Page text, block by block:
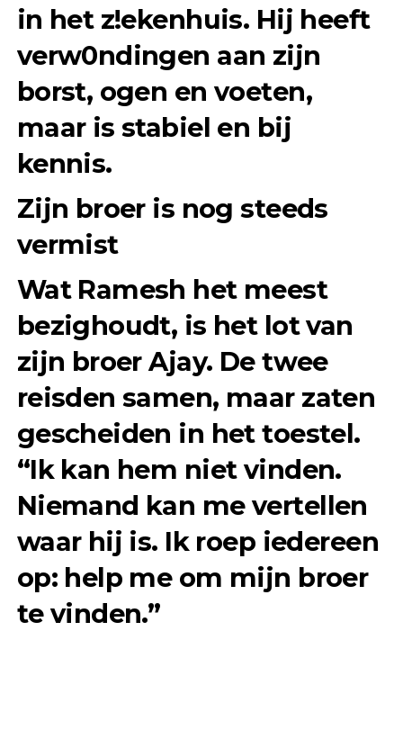
in het z!ekenhuis. Hij heeft
verw0ndingen aan zijn
borst, ogen en voeten,
maar is stabiel en bij
kennis.
Zijn broer is nog steeds
vermist
Wat Ramesh het meest
bezighoudt, is het lot van
zijn broer Ajay. De twee
reisden samen, maar zaten
gescheiden in het toestel.
“Ik kan hem niet vinden.
Niemand kan me vertellen
waar hij is. Ik roep iedereen
op: help me om mijn broer
te vinden.”